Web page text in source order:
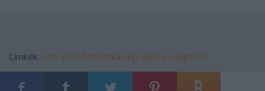
Címkék: scifi akció filmkritika képregény adaptáció